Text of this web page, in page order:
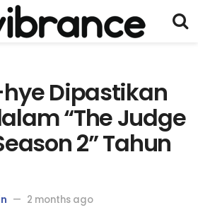
Dipastikan
“The Judge
2” Tahun
2 months ago